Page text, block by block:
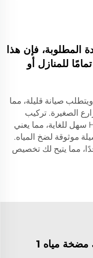
فإن هذا
للمنازل أو
صيانة قليلة، مما
الصغيرة. تركيب
المحرك بقوة 1 حصان من HONGMA سهل للغاية، مما يعني
موثوقة لضخ المياه.
مما يتيح لك تخصيص
Why choose هونغما محرك مضخة مياه 1